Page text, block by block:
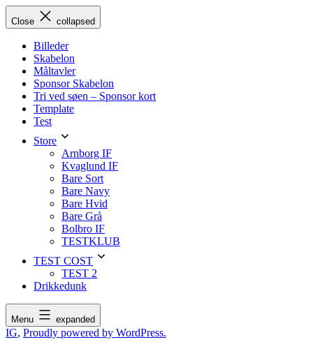
Skip
toClose collapsed
Billeder
Skabelon
Måltavler
Sponsor Skabelon
Tri ved søen – Sponsor kort
Template
Test
Store
Arnborg IF
Kvaglund IF
Bare Sort
Bare Navy
Bare Hvid
Bare Grå
Bolbro IF
TESTKLUB
TEST COST
TEST 2
Drikkedunk
Menu expanded
IG, Proudly powered by WordPress.